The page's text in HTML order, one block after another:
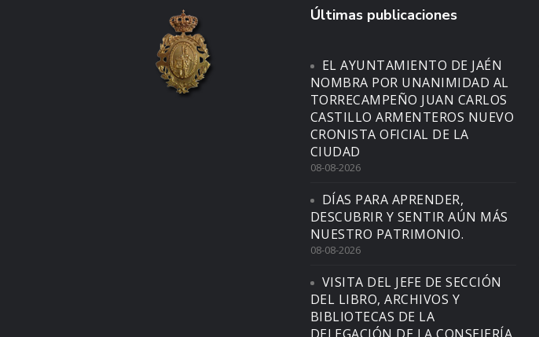
Últimas publicaciones
EL AYUNTAMIENTO DE JAÉN
NOMBRA POR UNANIMIDAD AL
TORRECAMPEÑO JUAN CARLOS
CASTILLO ARMENTEROS NUEVO
CRONISTA OFICIAL DE LA
CIUDAD
08-08-2026
DÍAS PARA APRENDER,
DESCUBRIR Y SENTIR AÚN MÁS
NUESTRO PATRIMONIO.
08-08-2026
VISITA DEL JEFE DE SECCIÓN
DEL LIBRO, ARCHIVOS Y
BIBLIOTECAS DE LA